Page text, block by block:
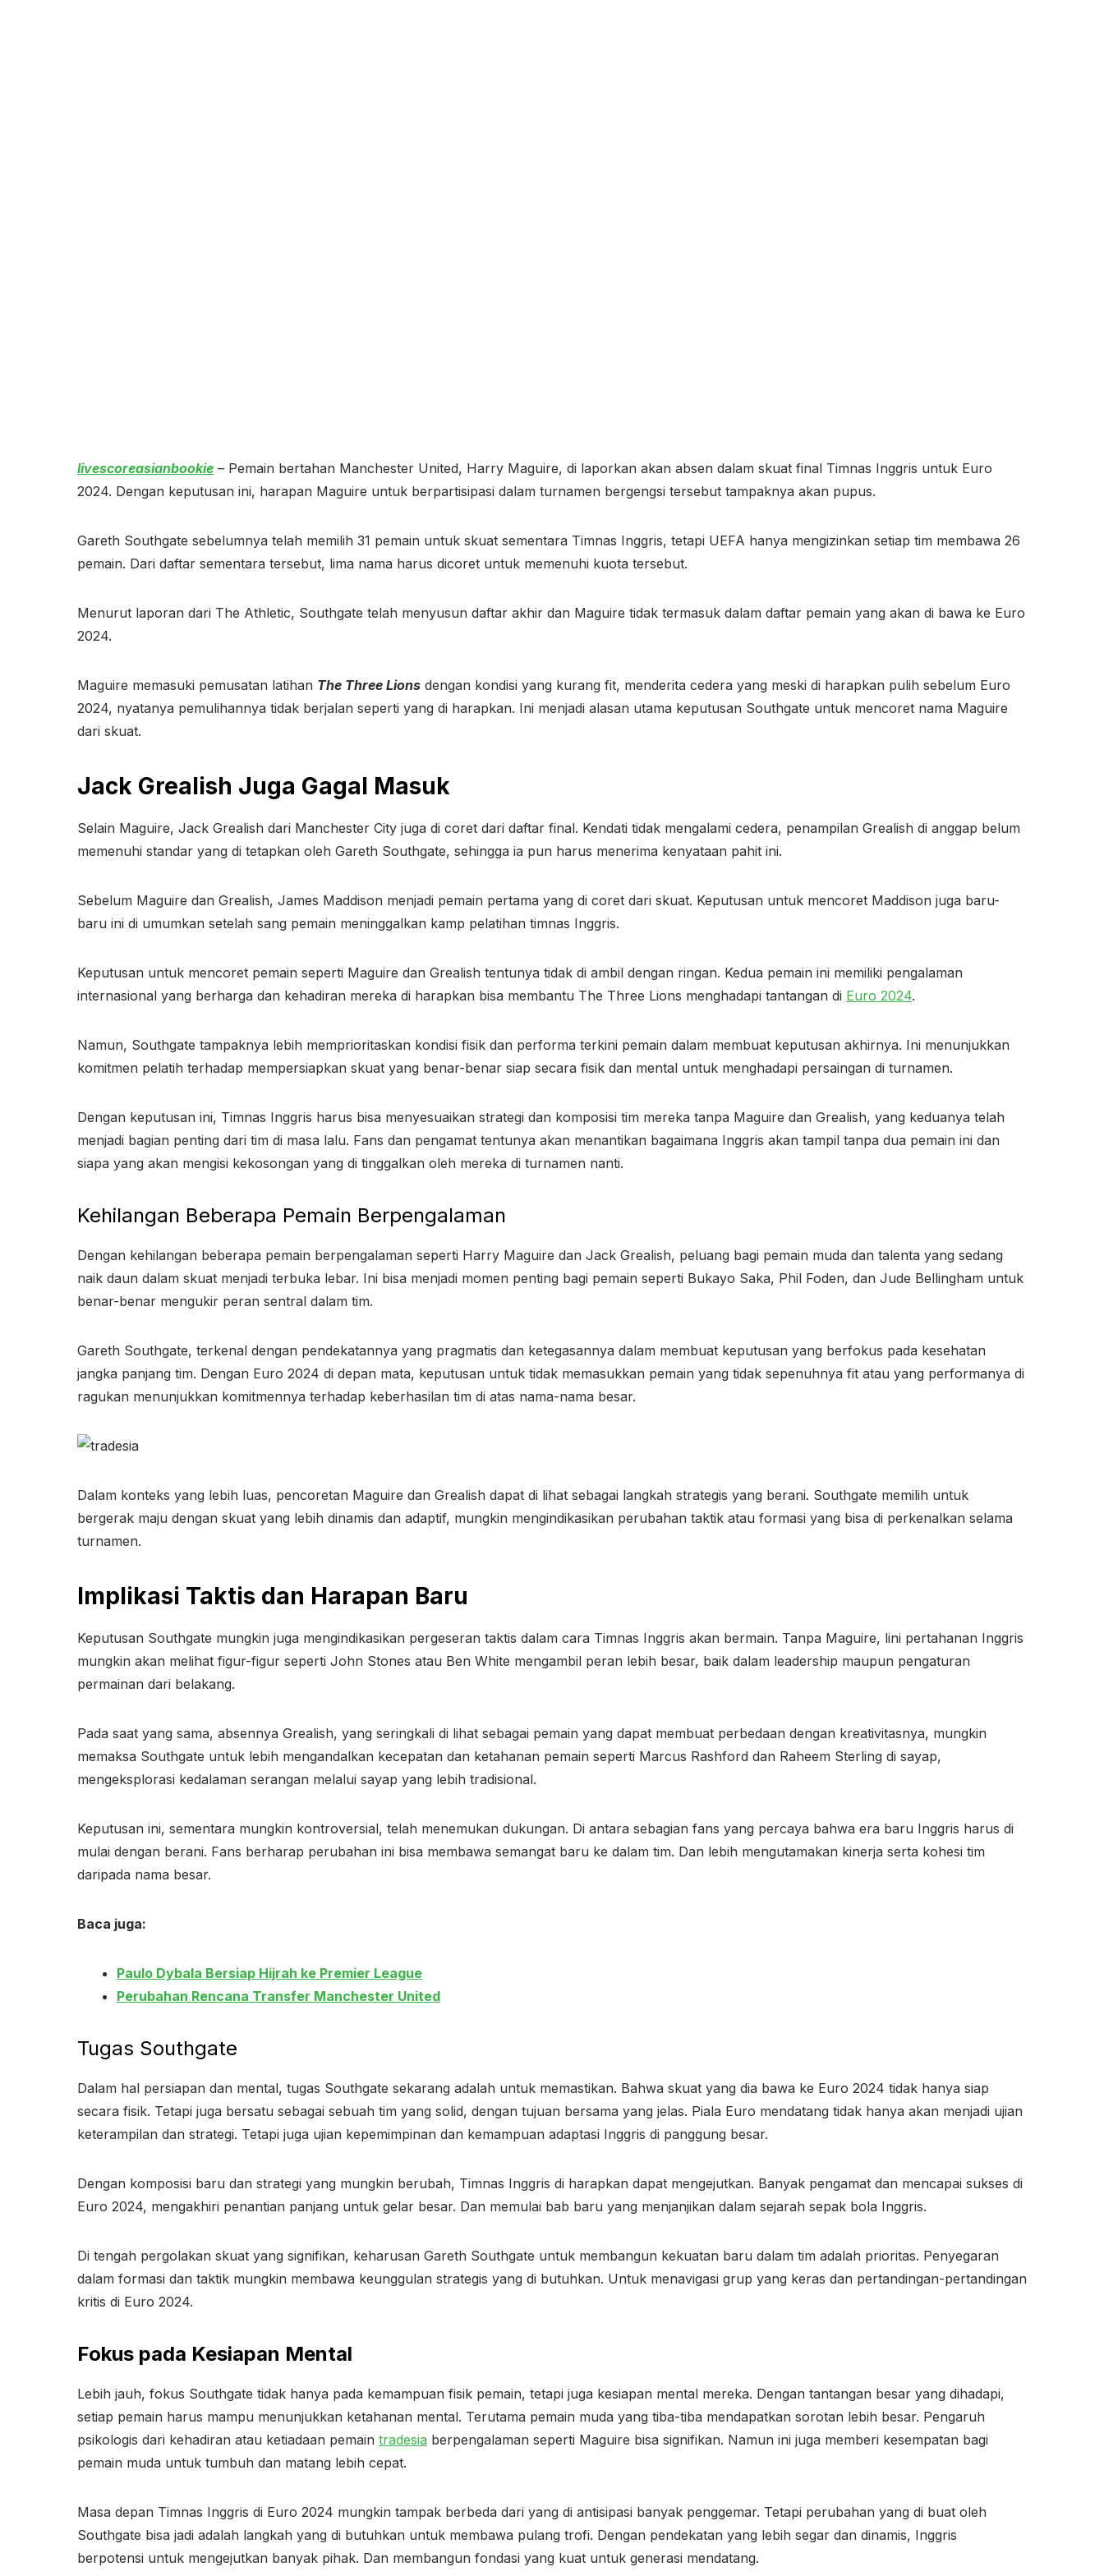
livescoreasianbookie – Pemain bertahan Manchester United, Harry Maguire, di laporkan akan absen dalam skuat final Timnas Inggris untuk Euro
2024. Dengan keputusan ini, harapan Maguire untuk berpartisipasi dalam turnamen bergengsi tersebut tampaknya akan pupus.
Gareth Southgate sebelumnya telah memilih 31 pemain untuk skuat sementara Timnas Inggris, tetapi UEFA hanya mengizinkan setiap tim membawa 26
pemain. Dari daftar sementara tersebut, lima nama harus dicoret untuk memenuhi kuota tersebut.
Menurut laporan dari The Athletic, Southgate telah menyusun daftar akhir dan Maguire tidak termasuk dalam daftar pemain yang akan di bawa ke Euro
2024.
Maguire memasuki pemusatan latihan The Three Lions dengan kondisi yang kurang fit, menderita cedera yang meski di harapkan pulih sebelum Euro
2024, nyatanya pemulihannya tidak berjalan seperti yang di harapkan. Ini menjadi alasan utama keputusan Southgate untuk mencoret nama Maguire
dari skuat.
Jack Grealish Juga Gagal Masuk
Selain Maguire, Jack Grealish dari Manchester City juga di coret dari daftar final. Kendati tidak mengalami cedera, penampilan Grealish di anggap belum
memenuhi standar yang di tetapkan oleh Gareth Southgate, sehingga ia pun harus menerima kenyataan pahit ini.
Sebelum Maguire dan Grealish, James Maddison menjadi pemain pertama yang di coret dari skuat. Keputusan untuk mencoret Maddison juga baru-
baru ini di umumkan setelah sang pemain meninggalkan kamp pelatihan timnas Inggris.
Keputusan untuk mencoret pemain seperti Maguire dan Grealish tentunya tidak di ambil dengan ringan. Kedua pemain ini memiliki pengalaman
internasional yang berharga dan kehadiran mereka di harapkan bisa membantu The Three Lions menghadapi tantangan di Euro 2024.
Namun, Southgate tampaknya lebih memprioritaskan kondisi fisik dan performa terkini pemain dalam membuat keputusan akhirnya. Ini menunjukkan
komitmen pelatih terhadap mempersiapkan skuat yang benar-benar siap secara fisik dan mental untuk menghadapi persaingan di turnamen.
Dengan keputusan ini, Timnas Inggris harus bisa menyesuaikan strategi dan komposisi tim mereka tanpa Maguire dan Grealish, yang keduanya telah
menjadi bagian penting dari tim di masa lalu. Fans dan pengamat tentunya akan menantikan bagaimana Inggris akan tampil tanpa dua pemain ini dan
siapa yang akan mengisi kekosongan yang di tinggalkan oleh mereka di turnamen nanti.
Kehilangan Beberapa Pemain Berpengalaman
Dengan kehilangan beberapa pemain berpengalaman seperti Harry Maguire dan Jack Grealish, peluang bagi pemain muda dan talenta yang sedang
naik daun dalam skuat menjadi terbuka lebar. Ini bisa menjadi momen penting bagi pemain seperti Bukayo Saka, Phil Foden, dan Jude Bellingham untuk
benar-benar mengukir peran sentral dalam tim.
Gareth Southgate, terkenal dengan pendekatannya yang pragmatis dan ketegasannya dalam membuat keputusan yang berfokus pada kesehatan
jangka panjang tim. Dengan Euro 2024 di depan mata, keputusan untuk tidak memasukkan pemain yang tidak sepenuhnya fit atau yang performanya di
ragukan menunjukkan komitmennya terhadap keberhasilan tim di atas nama-nama besar.
Dalam konteks yang lebih luas, pencoretan Maguire dan Grealish dapat di lihat sebagai langkah strategis yang berani. Southgate memilih untuk
bergerak maju dengan skuat yang lebih dinamis dan adaptif, mungkin mengindikasikan perubahan taktik atau formasi yang bisa di perkenalkan selama
turnamen.
Implikasi Taktis dan Harapan Baru
Keputusan Southgate mungkin juga mengindikasikan pergeseran taktis dalam cara Timnas Inggris akan bermain. Tanpa Maguire, lini pertahanan Inggris
mungkin akan melihat figur-figur seperti John Stones atau Ben White mengambil peran lebih besar, baik dalam leadership maupun pengaturan
permainan dari belakang.
Pada saat yang sama, absennya Grealish, yang seringkali di lihat sebagai pemain yang dapat membuat perbedaan dengan kreativitasnya, mungkin
memaksa Southgate untuk lebih mengandalkan kecepatan dan ketahanan pemain seperti Marcus Rashford dan Raheem Sterling di sayap,
mengeksplorasi kedalaman serangan melalui sayap yang lebih tradisional.
Keputusan ini, sementara mungkin kontroversial, telah menemukan dukungan. Di antara sebagian fans yang percaya bahwa era baru Inggris harus di
mulai dengan berani. Fans berharap perubahan ini bisa membawa semangat baru ke dalam tim. Dan lebih mengutamakan kinerja serta kohesi tim
daripada nama besar.
Baca juga:
Paulo Dybala Bersiap Hijrah ke Premier League
Perubahan Rencana Transfer Manchester United
Tugas Southgate
Dalam hal persiapan dan mental, tugas Southgate sekarang adalah untuk memastikan. Bahwa skuat yang dia bawa ke Euro 2024 tidak hanya siap
secara fisik. Tetapi juga bersatu sebagai sebuah tim yang solid, dengan tujuan bersama yang jelas. Piala Euro mendatang tidak hanya akan menjadi ujian
keterampilan dan strategi. Tetapi juga ujian kepemimpinan dan kemampuan adaptasi Inggris di panggung besar.
Dengan komposisi baru dan strategi yang mungkin berubah, Timnas Inggris di harapkan dapat mengejutkan. Banyak pengamat dan mencapai sukses di
Euro 2024, mengakhiri penantian panjang untuk gelar besar. Dan memulai bab baru yang menjanjikan dalam sejarah sepak bola Inggris.
Di tengah pergolakan skuat yang signifikan, keharusan Gareth Southgate untuk membangun kekuatan baru dalam tim adalah prioritas. Penyegaran
dalam formasi dan taktik mungkin membawa keunggulan strategis yang di butuhkan. Untuk menavigasi grup yang keras dan pertandingan-pertandingan
kritis di Euro 2024.
Fokus pada Kesiapan Mental
Lebih jauh, fokus Southgate tidak hanya pada kemampuan fisik pemain, tetapi juga kesiapan mental mereka. Dengan tantangan besar yang dihadapi,
setiap pemain harus mampu menunjukkan ketahanan mental. Terutama pemain muda yang tiba-tiba mendapatkan sorotan lebih besar. Pengaruh
psikologis dari kehadiran atau ketiadaan pemain tradesia berpengalaman seperti Maguire bisa signifikan. Namun ini juga memberi kesempatan bagi
pemain muda untuk tumbuh dan matang lebih cepat.
Masa depan Timnas Inggris di Euro 2024 mungkin tampak berbeda dari yang di antisipasi banyak penggemar. Tetapi perubahan yang di buat oleh
Southgate bisa jadi adalah langkah yang di butuhkan untuk membawa pulang trofi. Dengan pendekatan yang lebih segar dan dinamis, Inggris
berpotensi untuk mengejutkan banyak pihak. Dan membangun fondasi yang kuat untuk generasi mendatang.